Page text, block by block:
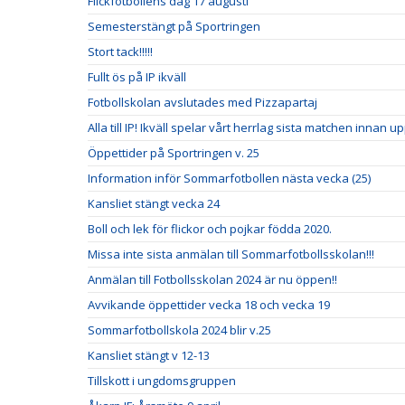
Semesterstängt på Sportringen
Stort tack!!!!!
Fullt ös på IP ikväll
Fotbollskolan avslutades med Pizzapartaj
Alla till IP! Ikväll spelar vårt herrlag sista matchen innan
Öppettider på Sportringen v. 25
Information inför Sommarfotbollen nästa vecka (25)
Kansliet stängt vecka 24
Boll och lek för flickor och pojkar födda 2020.
Missa inte sista anmälan till Sommarfotbollsskolan!!!
Anmälan till Fotbollsskolan 2024 är nu öppen!!
Avvikande öppettider vecka 18 och vecka 19
Sommarfotbollskola 2024 blir v.25
Kansliet stängt v 12-13
Tillskott i ungdomsgruppen